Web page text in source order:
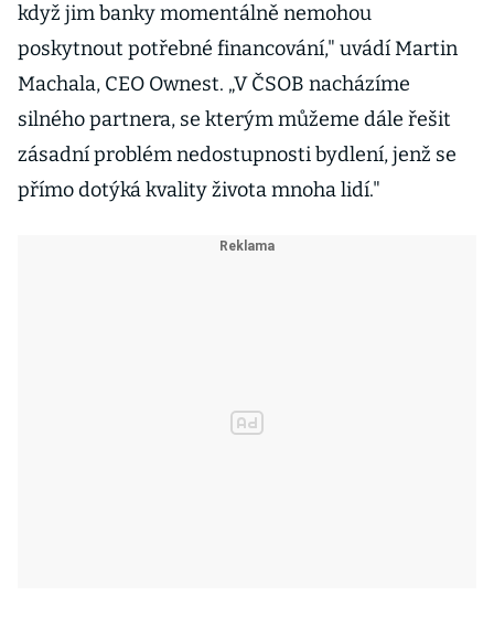
když jim banky momentálně nemohou
poskytnout potřebné financování," uvádí Martin
Machala, CEO Ownest. „V ČSOB nacházíme
silného partnera, se kterým můžeme dále řešit
zásadní problém nedostupnosti bydlení, jenž se
přímo dotýká kvality života mnoha lidí."